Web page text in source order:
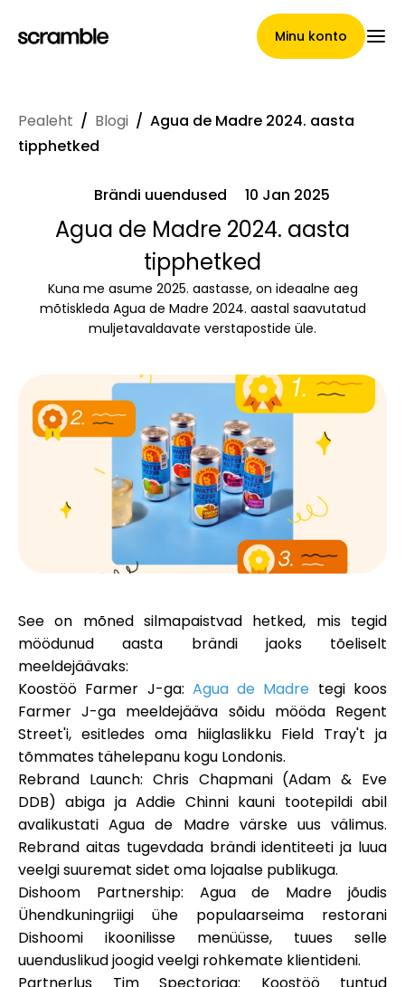
Minu konto
Nõuete loovutamise
tingimused
Brändide galerii
Brändi valik
Kalkulaatorid
Võta meiega ühendust
Abi
Minu konto
Hankige rahastust
Pealeht / Blogi / Agua de Madre 2024. aasta
tipphetked
Brändi uuendused 10 Jan 2025
Agua de Madre 2024. aasta
tipphetked
Kuna me asume 2025. aastasse, on ideaalne aeg
mõtiskleda Agua de Madre 2024. aastal saavutatud
muljetavaldavate verstapostide üle.
See on mõned silmapaistvad hetked, mis tegid
möödunud aasta brändi jaoks tõeliselt
meeldejäävaks:
Koostöö Farmer J-ga: Agua de Madre tegi koos
Farmer J-ga meeldejääva sõidu mööda Regent
Street'i, esitledes oma hiiglaslikku Field Tray't ja
tõmmates tähelepanu kogu Londonis.
Rebrand Launch: Chris Chapmani (Adam & Eve
DDB) abiga ja Addie Chinni kauni tootepildi abil
avalikustati Agua de Madre värske uus välimus.
Rebrand aitas tugevdada brändi identiteeti ja luua
veelgi suuremat sidet oma lojaalse publikuga.
Dishoom Partnership: Agua de Madre jõudis
Ühendkuningriigi ühe populaarseima restorani
Dishoomi ikoonilisse menüüsse, tuues selle
uuenduslikud joogid veelgi rohkemate klientideni.